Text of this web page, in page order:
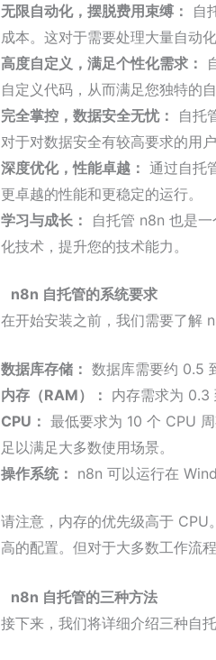
无限自动化，摆脱费用束缚：
自
成本。这对于需要处理大量自动
高度自定义，满足个性化需求：
自定义代码，从而满足您独特的
完全掌控，数据安全无忧：
自托
对于对数据安全有较高要求的用
深度优化，性能卓越： 通过自托
更卓越的性能和更稳定的运行。
学习与成长：
自托管 n8n 也是
化技术，提升您的技术能力。
n8n 自托管的系统要求
在开始安装之前，我们需要了解
数据库存储： 数据库需要约 0.5
内存（RAM）： 内存需求为 0.3
CPU： 最低要求为 10 个 CPU
足以满足大多数使用场景。
操作系统： n8n 可以运行在
请注意，内存的优先级高于 CPU
高的配置。但对于大多数工作流
n8n 自托管的三种方法
接下来，我们将详细介绍三种自